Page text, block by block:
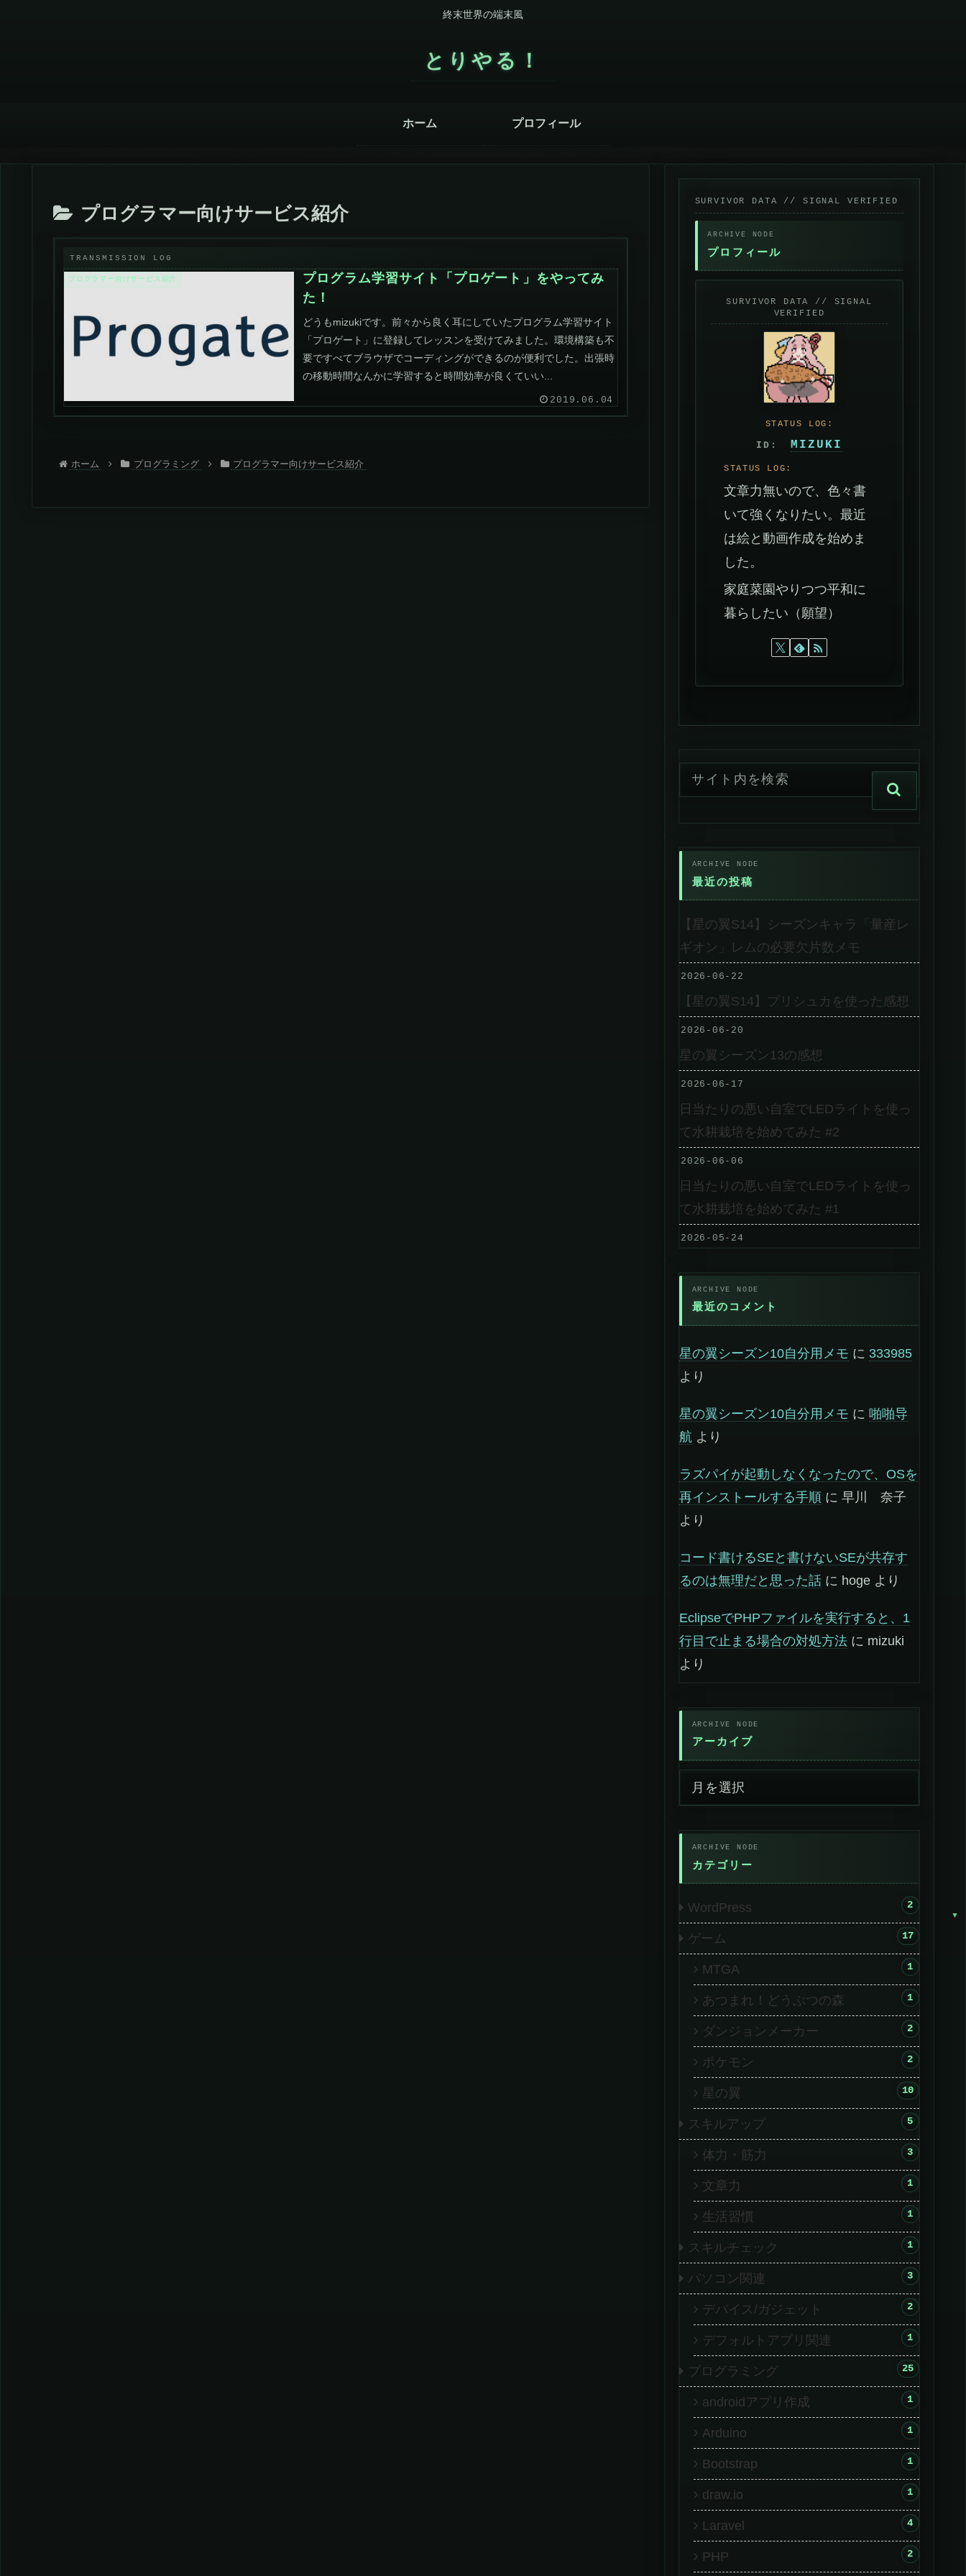
終末世界の端末風
とりやる！
ホーム プロフィール
プログラマー向けサービス紹介
プログラマー向けサービス紹介
プログラム学習サイト「プロゲート」をやってみ
た！
どうもmizukiです。前々から良く耳にしていたプログラム学習サイト
「プロゲート」に登録してレッスンを受けてみました。環境構築も不
要ですべてブラウザでコーディングができるのが便利でした。出張時
の移動時間なんかに学習すると時間効率が良くていい...
2019.06.04
ホーム プログラミング プログラマー向けサービス紹介
プロフィール
MIZUKI
文章力無いので、色々書
いて強くなりたい。最近
は絵と動画作成を始めま
した。
家庭菜園やりつつ平和に
暮らしたい（願望）
最近の投稿
【星の翼S14】シーズンキャラ「量産レ
ギオン」レムの必要欠片数メモ
2026-06-22
【星の翼S14】プリシュカを使った感想
2026-06-20
星の翼シーズン13の感想
2026-06-17
日当たりの悪い自室でLEDライトを使っ
て水耕栽培を始めてみた #2
2026-06-06
日当たりの悪い自室でLEDライトを使っ
て水耕栽培を始めてみた #1
2026-05-24
最近のコメント
星の翼シーズン10自分用メモ に 333985
より
星の翼シーズン10自分用メモ に 啪啪导
航 より
ラズパイが起動しなくなったので、OSを
再インストールする手順 に 早川 奈子
より
コード書けるSEと書けないSEが共存す
るのは無理だと思った話 に hoge より
EclipseでPHPファイルを実行すると、1
行目で止まる場合の対処方法 に mizuki
より
アーカイブ
カテゴリー
WordPress 2
ゲーム 17
MTGA 1
あつまれ！どうぶつの森 1
ダンジョンメーカー 2
ポケモン 2
星の翼 10
スキルアップ 5
体力・筋力 3
文章力 1
生活習慣 1
スキルチェック 1
パソコン関連 3
デバイス/ガジェット 2
デフォルトアプリ関連 1
プログラミング 25
androidアプリ作成 1
Arduino 1
Bootstrap 1
draw.io 1
Laravel 4
PHP 2